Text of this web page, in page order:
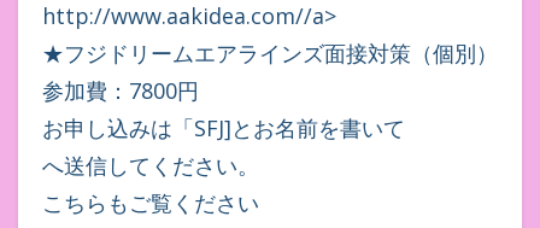
http://www.aakidea.com//a>
★フジドリームエアラインズ面接対策（個別）
参加費：7800円
お申し込みは「SFJ]とお名前を書いて
へ送信してください。
こちらもご覧ください